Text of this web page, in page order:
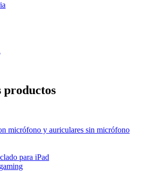
productos
micrófono y auriculares sin micrófono
para iPad